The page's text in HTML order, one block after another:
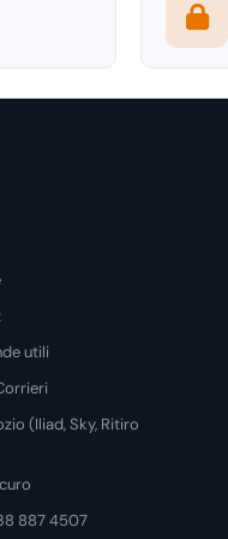
utili
(Iliad, Sky, Ritiro
887 4507